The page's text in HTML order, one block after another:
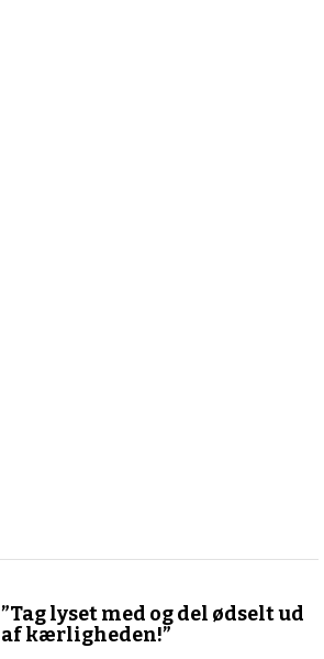
”Tag lyset med og del ødselt ud
af kærligheden!”